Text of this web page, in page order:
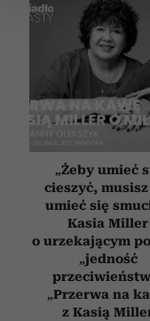
zmienić lub
Wykorzystujemy
i reklam, aby
analizować ruch w
korzystasz z
Partnerzy mogą
otrzymanymi od
korzystania z ich
„Żeby umieć
cieszyć,
umieć się
Kasia Miller
o urzekającym
„jedność
„Przerwa na
z Kasią